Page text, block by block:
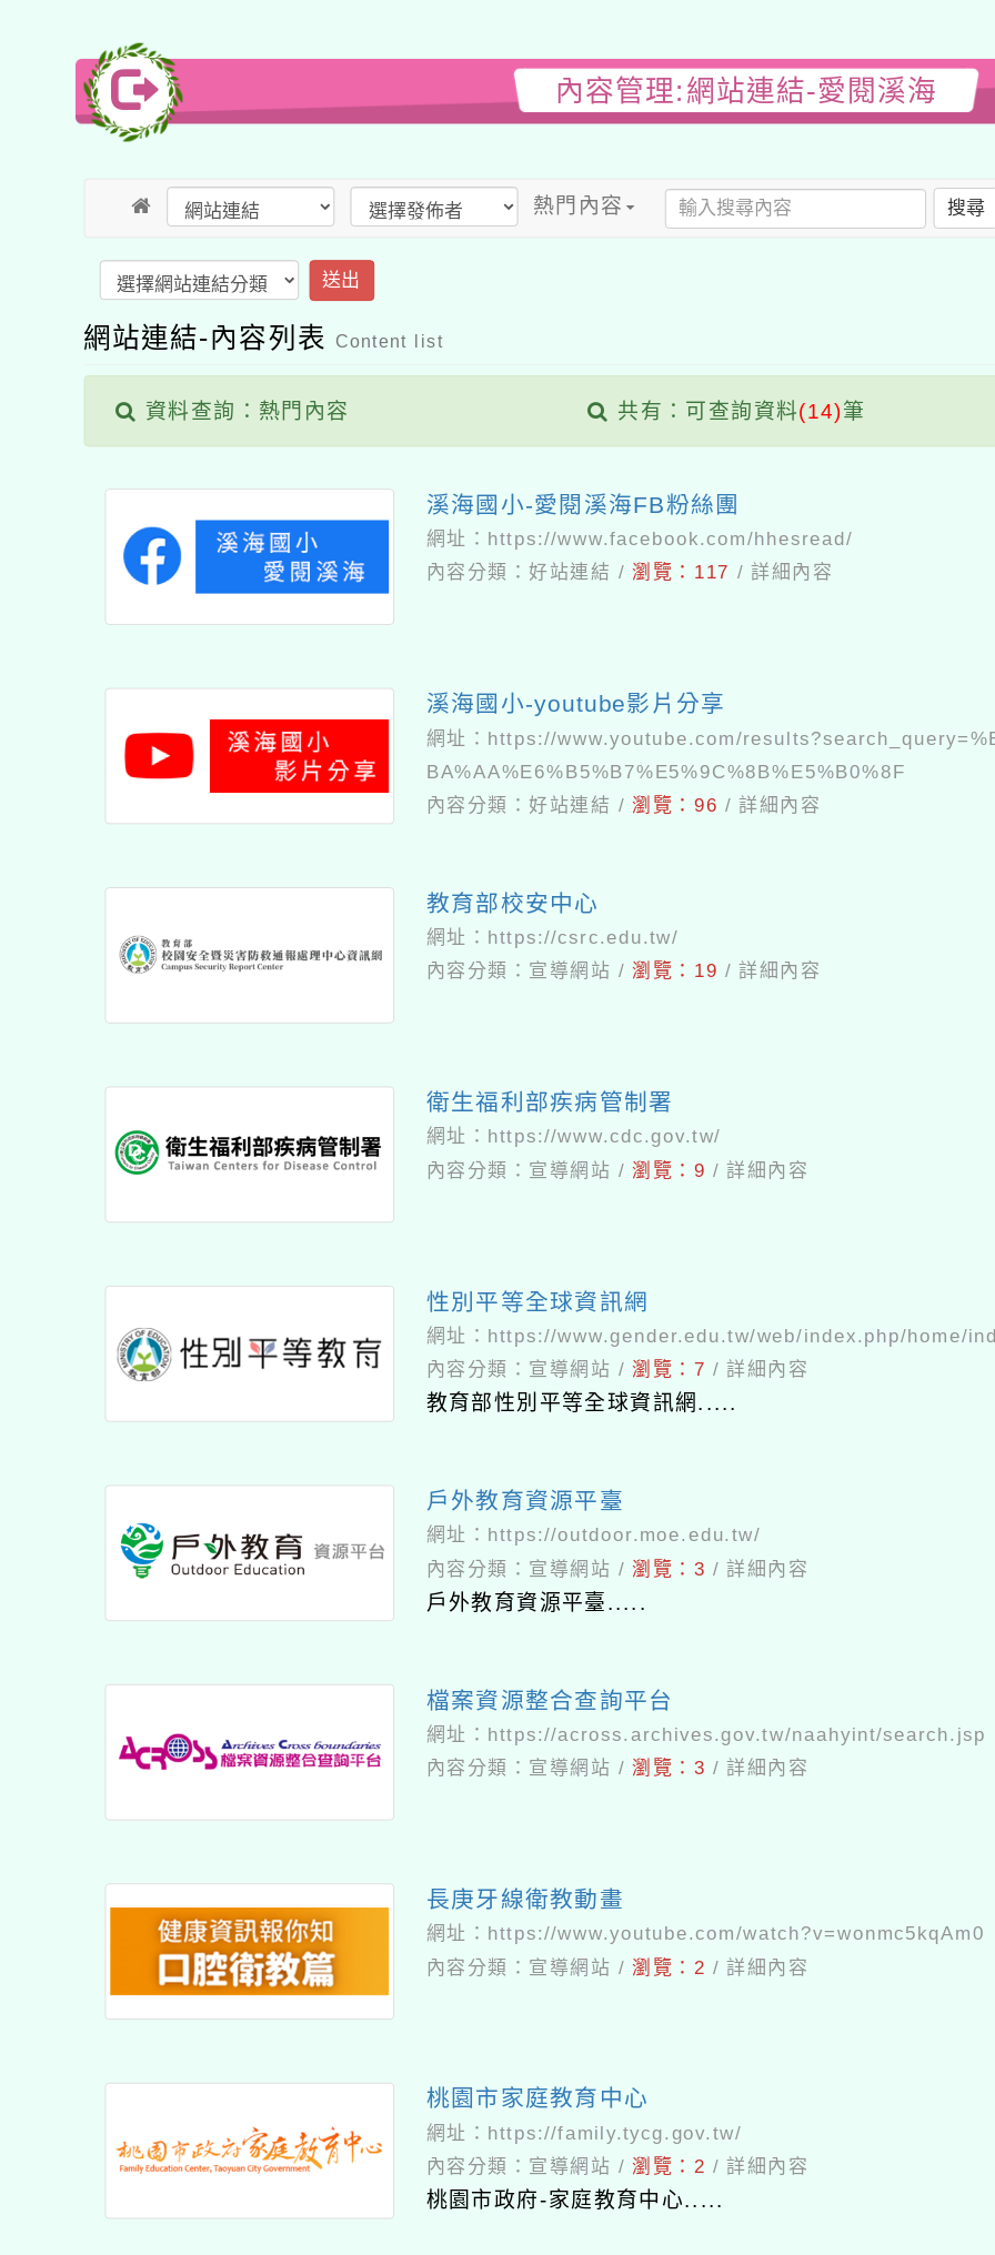
內容管理:網站連結-愛閱溪海
熱門內容 搜尋
送出
網站連結-內容列表 Content list
資料查詢：熱門內容 共有：可查詢資料(14)筆
溪海國小-愛閱溪海FB粉絲團
網址： https://www.facebook.com/hhesread/
內容分類：好站連結 /瀏覽： 117 /詳細內容
溪海國小-youtube影片分享
網址： https://www.youtube.com/
BA%AA%E6%B5%B7%E5%9C%8B%E5%B0%8F
內容分類：好站連結 /瀏覽： 96 /詳細內容
教育部校安中心
網址： https://csrc.edu.tw/
內容分類： 宣導網站 /瀏覽： 19 /詳細內容
衛生福利部疾病管制署
網址： https://www.cdc.gov.tw/
內容分類： 宣導網站 /瀏覽： 9 /詳細內容
性別平等全球資訊網
網址： https://www.gender.edu.tw/web/index.php/home/
內容分類： 宣導網站 /瀏覽： 7 /詳細內容
教育部性別平等全球資訊網.....
戶外教育資源平臺
網址： https://outdoor.moe.edu.tw/
內容分類： 宣導網站 /瀏覽： 3 /詳細內容
戶外教育資源平臺.....
檔案資源整合查詢平台
網址： https://across.archives.gov.tw/naahyint/search.jsp
內容分類： 宣導網站 /瀏覽： 3 /詳細內容
長庚牙線衛教動畫
網址： https://www.youtube.com/watch?v=wonmc5kqAm0
內容分類： 宣導網站 /瀏覽： 2 /詳細內容
桃園市家庭教育中心
網址： https://family.tycg.gov.tw/
內容分類： 宣導網站 /瀏覽： 2 /詳細內容
桃園市政府-家庭教育中心.....